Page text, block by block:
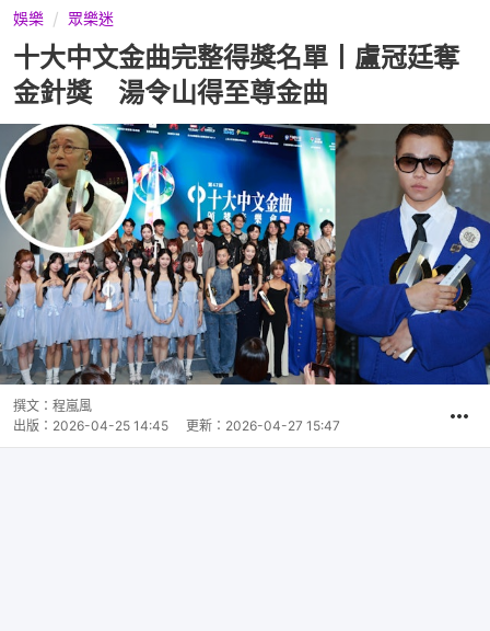
娛樂 眾樂迷
十大中文金曲完整得獎名單丨盧冠廷奪
金針獎 湯令山得至尊金曲
撰文： 程嵐風
出版： 2026-04-25 14:45 更新： 2026-04-27 15:47